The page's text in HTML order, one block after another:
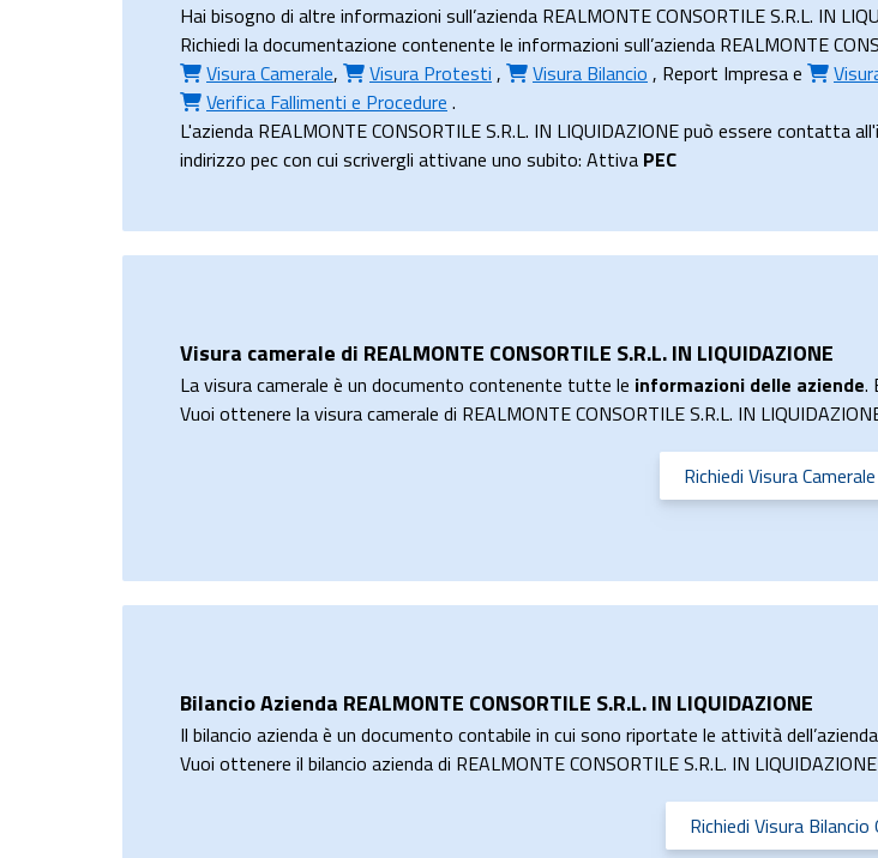
Hai bisogno di altre informazioni sull’azienda REALMONTE CONSORTILE S.R.L. IN
Richiedi la documentazione contenente le informazioni sull’azienda REALMONTE
Visura Camerale, Visura Protesti , Visura Bilancio , Report Impresae
Verifica Fallimenti e Procedure .
L'azienda REALMONTE CONSORTILE S.R.L. IN LIQUIDAZIONE può essere contatta
indirizzo pec con cui scrivergli attivane uno subito: Attiva PEC
Visura camerale di REALMONTE CONSORTILE S.R.L. IN LIQUIDAZIONE
La visura camerale è un documento contenente tutte le informazioni delle aziende.
Vuoi ottenere la visura camerale di REALMONTE CONSORTILE S.R.L. IN
Richiedi Visura
Bilancio Azienda REALMONTE CONSORTILE S.R.L. IN LIQUIDAZIONE
Il bilancio azienda è un documento contabile in cui sono riportate le attività
Vuoi ottenere il bilancio azienda di REALMONTE CONSORTILE S.R.L. IN
Richiedi Visura Bilancio